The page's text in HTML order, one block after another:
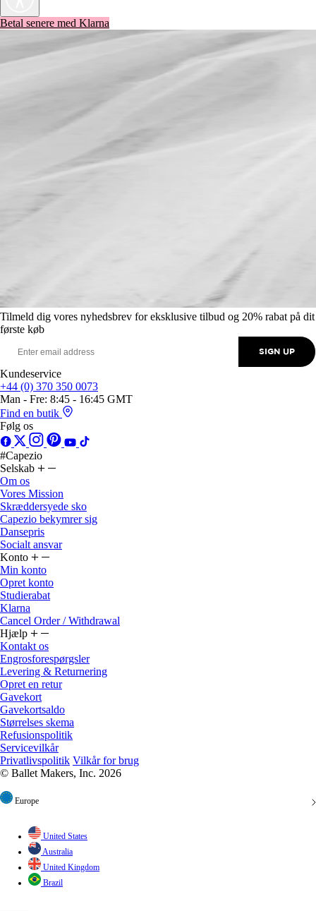
Tilmeld dig vores nyhedsbrev for eksklusive tilbud og 20% rabat på dit
første køb
Kundeservice
+44 (0) 370 350 0073
Man - Fre: 8:45 - 16:45 GMT
Find en butik
Følg os
#Capezio
Selskab
Om os
Vores Mission
Skræddersyede sko
Capezio bekymrer sig
Dansepris
Socialt ansvar
Konto
Min konto
Opret konto
Studierabat
Klarna
Cancel Order / Withdrawal
Hjælp
Kontakt os
Engrosforespørgsler
Levering & Returnering
Opret en retur
Gavekort
Gavekortsaldo
Størrelses skema
Refusionspolitik
Servicevilkår
Privatlivspolitik
© Ballet Makers, Inc. 2026
Australia
United Kingdom
Brazil